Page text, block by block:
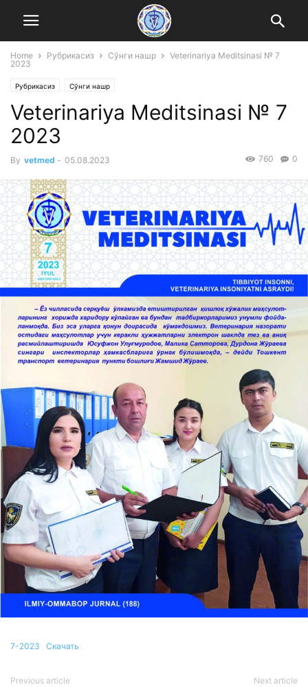
Home Рубрикасиз Сўнги нашр
Veterinariya Meditsinasi № 7
2023
Рубрикасиз Сўнги нашр
Veterinariya Meditsinasi № 7
2023
By vetmed - 05.08.2023 0
760
7-2023 Скачать
Previous article Next article